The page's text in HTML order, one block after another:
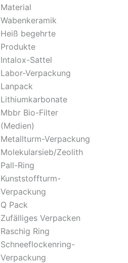
Material
Wabenkeramik
Heiß begehrte
Produkte
Intalox-Sattel
Labor-Verpackung
Lanpack
Lithiumkarbonate
Mbbr Bio-Filter
(Medien)
Metallturm-Verpackung
Molekularsieb/Zeolith
Pall-Ring
Kunststoffturm-
Verpackung
Q Pack
Zufälliges Verpacken
Raschig Ring
Schneeflockenring-
Verpackung